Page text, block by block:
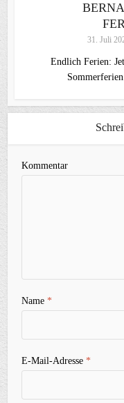
31. Juli
Endlich Ferien:
Kommentar
Name*
E-Mail-Adresse*